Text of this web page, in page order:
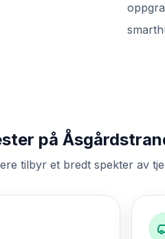
på
tilbyr et bredt spekter av